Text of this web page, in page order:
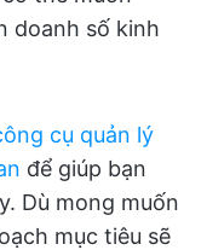
doanh số kinh
cụ quản lý
để giúp bạn
Dù mong muốn
mục tiêu sẽ